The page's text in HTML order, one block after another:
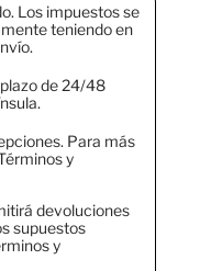
Los impuestos se
teniendo en
de 24/48
Para más
y
devoluciones
supuestos
y